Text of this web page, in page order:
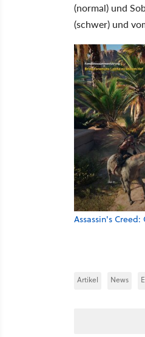
(normal) und
(schwer) und
Assassin's
Artikel News